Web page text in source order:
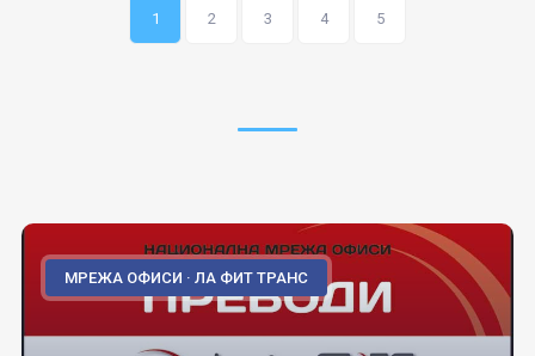
1 2 3 4 5
МРЕЖА ОФИСИ · ЛА ФИТ ТРАНС